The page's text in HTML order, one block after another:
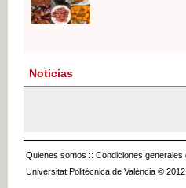
Noticias
Quienes somos :: Condiciones generales
Universitat Politècnica de València © 2012